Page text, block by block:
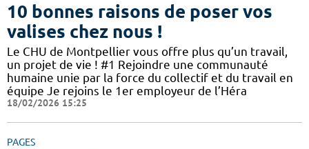
10 bonnes raisons de poser vos
valises chez nous !
Le CHU de Montpellier vous offre plus qu’un travail,
un projet de vie ! #1 Rejoindre une communauté
humaine unie par la force du collectif et du travail en
équipe Je rejoins le 1er employeur de l’Héra
18/02/2026 15:25
PAGES